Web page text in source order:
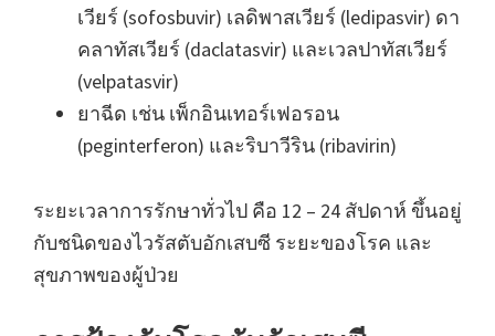
เวียร์ (sofosbuvir) เลดิพาสเวียร์ (ledipasvir) ดา
คลาทัสเวียร์ (daclatasvir) และเวลปาทัสเวียร์
(velpatasvir)
ยาฉีด เช่น เพ็กอินเทอร์เฟอรอน
(peginterferon) และริบาวีริน (ribavirin)
ระยะเวลาการรักษาทั่วไป คือ 12 – 24 สัปดาห์ ขึ้นอยู่
กับชนิดของไวรัสตับอักเสบซี ระยะของโรค และ
สุขภาพของผู้ป่วย